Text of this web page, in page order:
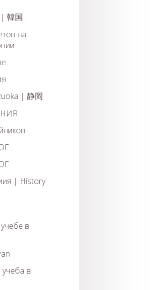
韓国
на
| 静岡
| History
в
в